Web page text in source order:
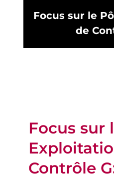
Focus sur le
de
Focus sur
Contrôle